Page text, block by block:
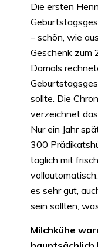
Die ersten
– schön, wie
Geschenk zum
Damals
sollte. Die
verzeichnet
Nur ein Jahr
300
täglich mit
es sehr gut,
sein sollten,
Milchkühe